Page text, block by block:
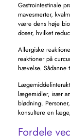
Gastrointestinale
mavesmerter,
være dens høje
doser, hvilket
Allergiske
reaktioner på
hævelse.
lægemidler, især
blødning.
konsultere en
Fordele